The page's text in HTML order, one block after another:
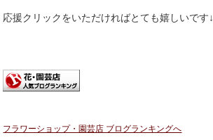
応援クリックをいただければとても嬉しいです↓
フラワーショップ・園芸店 ブログランキングへ